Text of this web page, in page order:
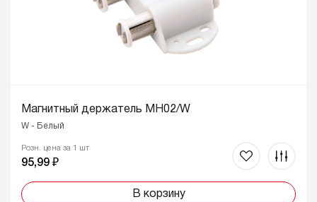
Магнитный держатель MH02/W
W - Белый
Розн. цена за 1 шт
95,99 ₽
В корзину